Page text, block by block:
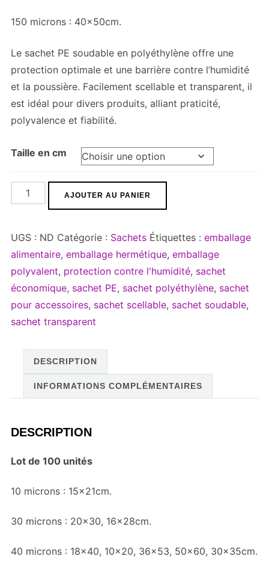
150 microns : 40x50cm.
Le sachet PE soudable en polyéthylène offre une
protection optimale et une barrière contre l’humidité
et la poussière. Facilement scellable et transparent, il
est idéal pour divers produits, alliant praticité,
polyvalence et fiabilité.
Taille en cm
quantité
de
PE
(Soudable)
-
Lot
de
100
AJOUTER AU PANIER
UGS : ND Catégorie : Sachets Étiquettes : emballage
alimentaire, emballage hermétique, emballage
polyvalent, protection contre l'humidité, sachet
économique, sachet PE, sachet polyéthylène, sachet
pour accessoires, sachet scellable, sachet soudable,
sachet transparent
DESCRIPTION
INFORMATIONS COMPLÉMENTAIRES
DESCRIPTION
Lot de 100 unités
10 microns : 15x21cm.
30 microns : 20×30, 16x28cm.
40 microns : 18×40, 10×20, 36×53, 50×60, 30x35cm.